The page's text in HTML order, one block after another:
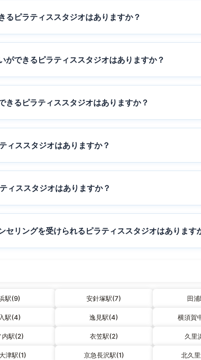
るピラティススタジオはありますか？
ができるピラティススタジオはありますか？
きるピラティススタジオはありますか？
ィススタジオはありますか？
ィススタジオはありますか？
セリングを受けられるピラティススタジオはあります
駅(9) 安針塚駅(7) 田
駅(4) 逸見駅(4) 横須賀
内駅(2) 衣笠駅(2) 久里
津駅(1) 京急長沢駅(1) 北久